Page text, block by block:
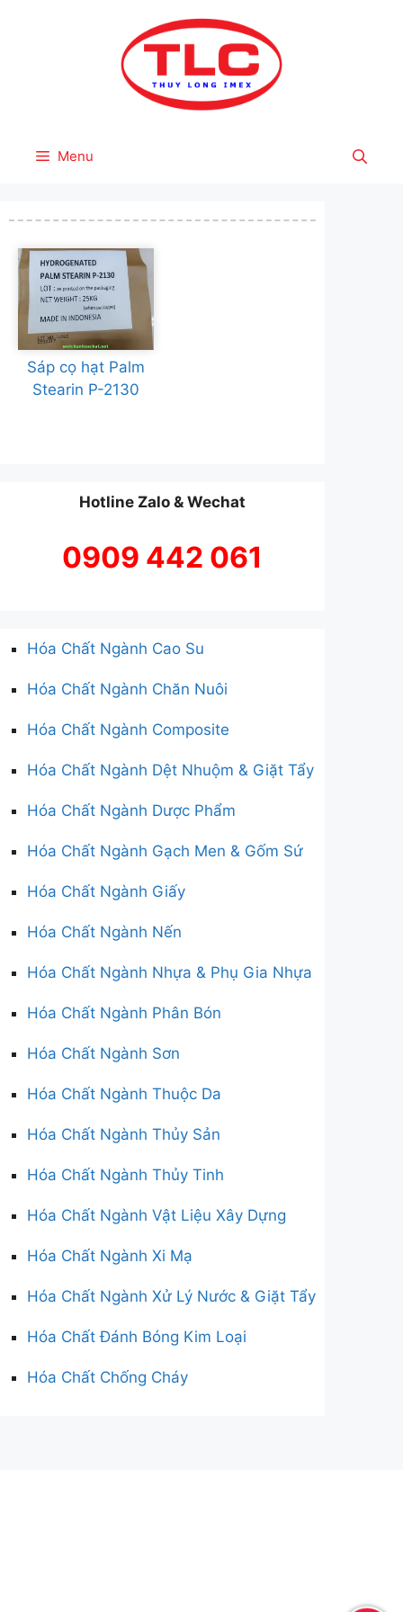
Menu
Sáp cọ hạt Palm
Stearin P-2130
Hotline Zalo & Wechat
0909 442 061
Hóa Chất Ngành Cao Su
Hóa Chất Ngành Chăn Nuôi
Hóa Chất Ngành Composite
Hóa Chất Ngành Dệt Nhuộm & Giặt Tẩy
Hóa Chất Ngành Dược Phẩm
Hóa Chất Ngành Gạch Men & Gốm Sứ
Hóa Chất Ngành Giấy
Hóa Chất Ngành Nến
Hóa Chất Ngành Nhựa & Phụ Gia Nhựa
Hóa Chất Ngành Phân Bón
Hóa Chất Ngành Sơn
Hóa Chất Ngành Thuộc Da
Hóa Chất Ngành Thủy Sản
Hóa Chất Ngành Thủy Tinh
Hóa Chất Ngành Vật Liệu Xây Dựng
Hóa Chất Ngành Xi Mạ
Hóa Chất Ngành Xử Lý Nước & Giặt Tẩy
Hóa Chất Đánh Bóng Kim Loại
Hóa Chất Chống Cháy